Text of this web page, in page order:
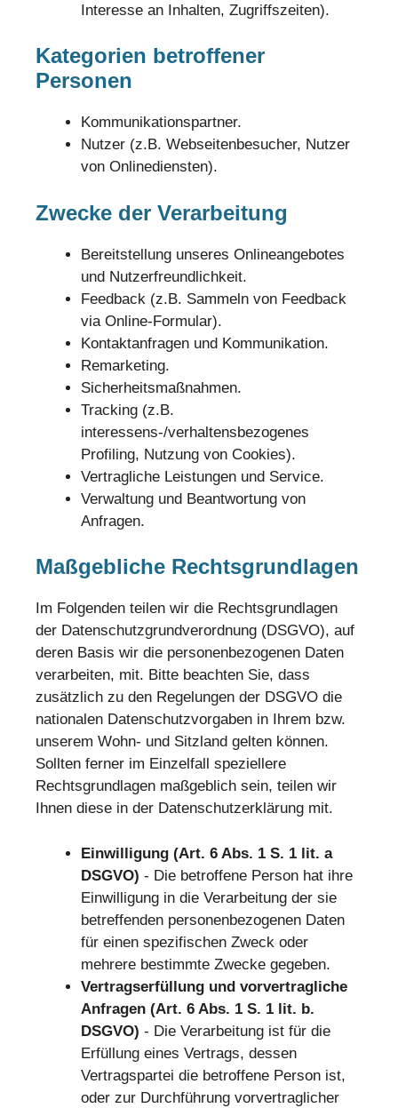
Interesse an Inhalten, Zugriffszeiten).
Kategorien betroffener
Personen
Kommunikationspartner.
Nutzer (z.B. Webseitenbesucher, Nutzer
von Onlinediensten).
Zwecke der Verarbeitung
Bereitstellung unseres Onlineangebotes
und Nutzerfreundlichkeit.
Feedback (z.B. Sammeln von Feedback
via Online-Formular).
Kontaktanfragen und Kommunikation.
Remarketing.
Sicherheitsmaßnahmen.
Tracking (z.B.
interessens-/verhaltensbezogenes
Profiling, Nutzung von Cookies).
Vertragliche Leistungen und Service.
Verwaltung und Beantwortung von
Anfragen.
Maßgebliche Rechtsgrundlagen
Im Folgenden teilen wir die Rechtsgrundlagen
der Datenschutzgrundverordnung (DSGVO), auf
deren Basis wir die personenbezogenen Daten
verarbeiten, mit. Bitte beachten Sie, dass
zusätzlich zu den Regelungen der DSGVO die
nationalen Datenschutzvorgaben in Ihrem bzw.
unserem Wohn- und Sitzland gelten können.
Sollten ferner im Einzelfall speziellere
Rechtsgrundlagen maßgeblich sein, teilen wir
Ihnen diese in der Datenschutzerklärung mit.
Einwilligung (Art. 6 Abs. 1 S. 1 lit. a
DSGVO) - Die betroffene Person hat ihre
Einwilligung in die Verarbeitung der sie
betreffenden personenbezogenen Daten
für einen spezifischen Zweck oder
mehrere bestimmte Zwecke gegeben.
Vertragserfüllung und vorvertragliche
Anfragen (Art. 6 Abs. 1 S. 1 lit. b.
DSGVO) - Die Verarbeitung ist für die
Erfüllung eines Vertrags, dessen
Vertragspartei die betroffene Person ist,
oder zur Durchführung vorvertraglicher